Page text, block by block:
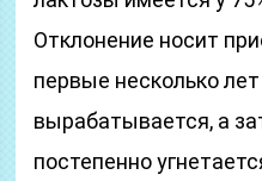
Отклонение носит
первые несколько
вырабатывается, а
постепенно